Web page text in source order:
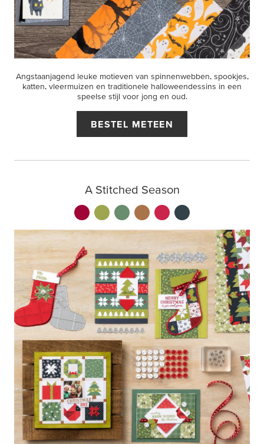
Angstaanjagend leuke motieven van spinnenwebben, spookjes,
katten, vleermuizen en traditionele halloweendessins in een
speelse stijl voor jong en oud.
BESTEL METEEN
A Stitched Season